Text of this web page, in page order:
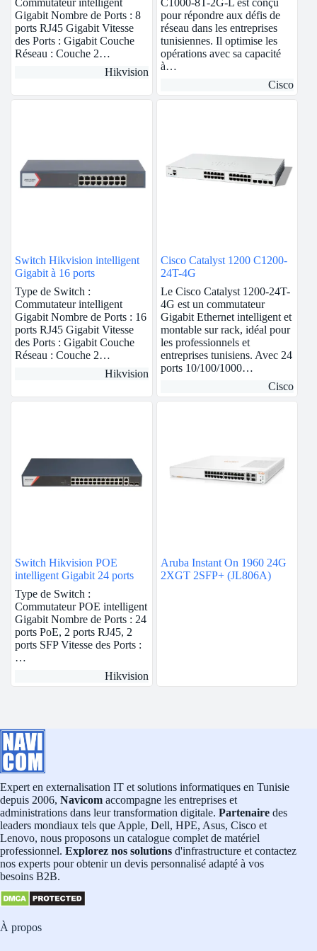
Gigabit Nombre de Ports : 8
ports RJ45 Gigabit Vitesse
des Ports : Gigabit Couche
Réseau : Couche 2…
Hikvision
pour répondre aux défis de
réseau dans les entreprises
tunisiennes. Il optimise les
opérations avec sa capacité
à…
Cisco
Switch Hikvision intelligent
Gigabit à 16 ports
Type de Switch :
Commutateur intelligent
Gigabit Nombre de Ports : 16
ports RJ45 Gigabit Vitesse
des Ports : Gigabit Couche
Réseau : Couche 2…
Hikvision
Cisco Catalyst 1200 C1200-
24T-4G
Le Cisco Catalyst 1200-24T-
4G est un commutateur
Gigabit Ethernet intelligent et
montable sur rack, idéal pour
les professionnels et
entreprises tunisiens. Avec 24
ports 10/100/1000…
Cisco
Switch Hikvision POE
intelligent Gigabit 24 ports
Type de Switch :
Commutateur POE intelligent
Gigabit Nombre de Ports : 24
ports PoE, 2 ports RJ45, 2
ports SFP Vitesse des Ports :
…
Hikvision
Aruba Instant On 1960 24G
2XGT 2SFP+ (JL806A)
Expert en externalisation IT et solutions informatiques en Tunisie
depuis 2006, Navicom accompagne les entreprises et
administrations dans leur transformation digitale. Partenaire des
leaders mondiaux tels que Apple, Dell, HPE, Asus, Cisco et
Lenovo, nous proposons un catalogue complet de matériel
professionnel. Explorez nos solutions d'infrastructure et contactez
nos experts pour obtenir un devis personnalisé adapté à vos
besoins B2B.
À propos